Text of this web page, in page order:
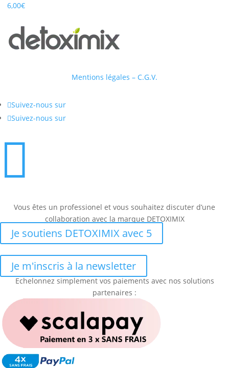
6,00€
Mentions légales – C.G.V.
Suivez-nous sur
Suivez-nous sur

Vous êtes un professionel et vous souhaitez discuter d’une
collaboration avec la marque DETOXIMIX
Je soutiens DETOXIMIX avec 5
Je m'inscris à la newsletter
Echelonnez simplement vos paiements avec nos solutions
partenaires :